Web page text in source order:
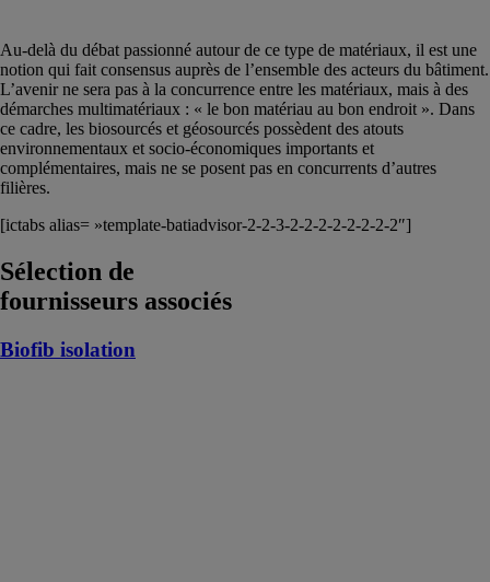
Au-delà du débat passionné autour de ce type de matériaux, il est une
notion qui fait consensus auprès de l’ensemble des acteurs du bâtiment.
L’avenir ne sera pas à la concurrence entre les matériaux, mais à des
démarches multimatériaux : « le bon matériau au bon endroit ». Dans
ce cadre, les biosourcés et géosourcés possèdent des atouts
environnementaux et socio-économiques importants et
complémentaires, mais ne se posent pas en concurrents d’autres
filières.
[ictabs alias= »template-batiadvisor-2-2-3-2-2-2-2-2-2-2-2″]
Sélection de
fournisseurs associés
Biofib isolation